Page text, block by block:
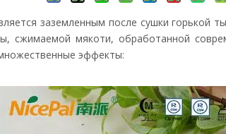
заземленным после сушки
сжимаемой мякоти, обработанной
эффекты: